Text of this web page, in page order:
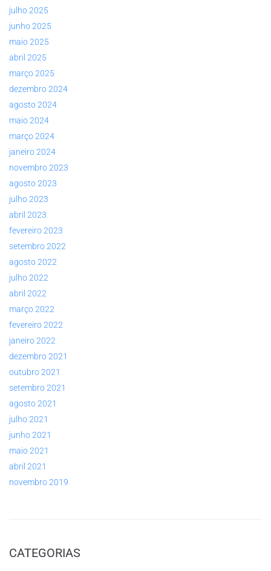
julho 2025
junho 2025
maio 2025
abril 2025
março 2025
dezembro 2024
agosto 2024
maio 2024
março 2024
janeiro 2024
novembro 2023
agosto 2023
julho 2023
abril 2023
fevereiro 2023
setembro 2022
agosto 2022
julho 2022
abril 2022
março 2022
fevereiro 2022
janeiro 2022
dezembro 2021
outubro 2021
setembro 2021
agosto 2021
julho 2021
junho 2021
maio 2021
abril 2021
novembro 2019
CATEGORIAS